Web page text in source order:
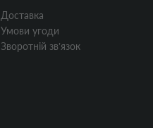
Доставка
Умови угоди
Зворотній звʼязок